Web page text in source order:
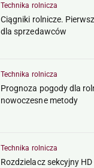
Technika rolnicza
Ciągniki rolnicze.
dla sprzedawców
Technika rolnicza
Prognoza pogody dla
nowoczesne metody
Technika rolnicza
Rozdzielacz sekcyjny HD